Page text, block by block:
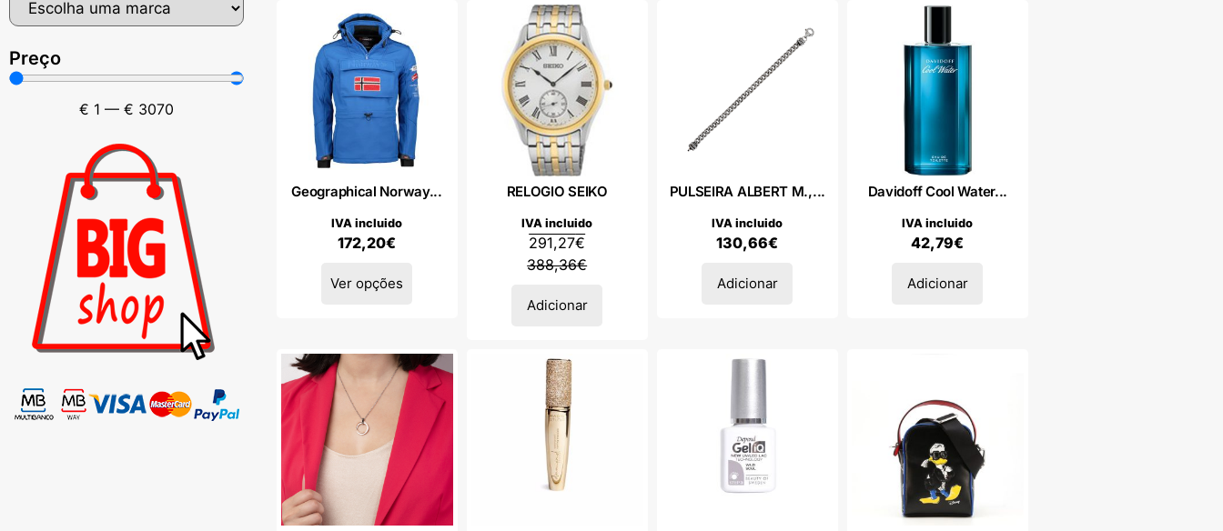
Preço
€ 1 — € 3070
Geographical Norway...
172,20€
IVA incluido
Ver opções
RELOGIO SEIKO
388,36€
291,27€
IVA incluido
Adicionar
PULSEIRA ALBERT M.,...
130,66€
IVA incluido
Adicionar
Davidoff Cool Water...
42,79€
IVA incluido
Adicionar